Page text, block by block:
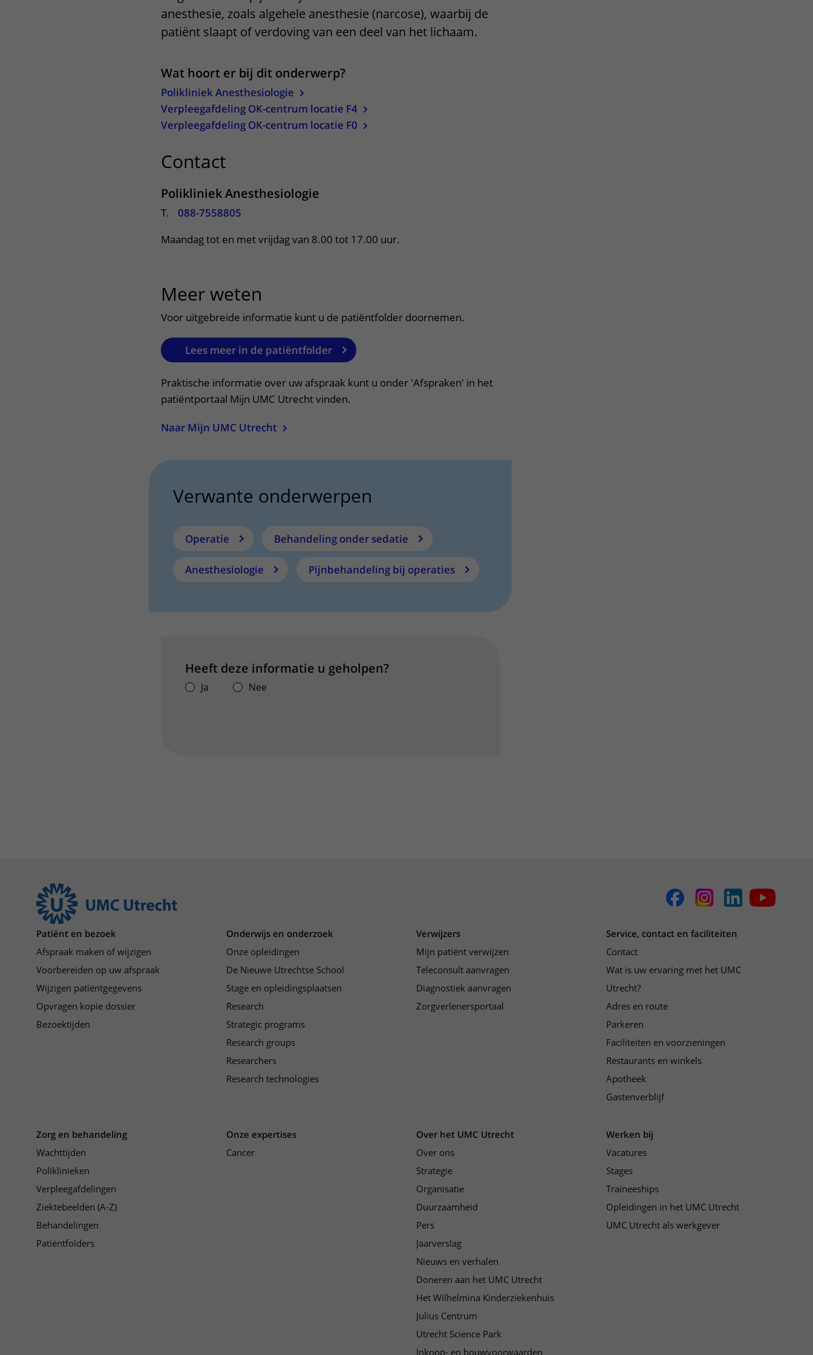
Bezoektijden Contact met verpleegafdeling
anesthesie, zoals algehele anesthesie (narcose), waarbij de
patiënt slaapt of verdoving van een deel van het lichaam.
Wat hoort er bij dit onderwerp?
Polikliniek Anesthesiologie
Verpleegafdeling OK-centrum locatie F4
Verpleegafdeling OK-centrum locatie F0
Contact
Polikliniek Anesthesiologie
T.
088-7558805
Maandag tot en met vrijdag van 8.00 tot 17.00 uur.
Meer weten
Voor uitgebreide informatie kunt u de patiëntfolder doornemen.
Lees meer in de patiëntfolder
Praktische informatie over uw afspraak kunt u onder 'Afspraken' in het
patiëntportaal Mijn UMC Utrecht vinden.
Naar Mijn UMC Utrecht
Verwante onderwerpen
Operatie Behandeling onder sedatie
Anesthesiologie Pijnbehandeling bij operaties
Heeft deze informatie u geholpen?
Ja Nee
Patiënt en bezoek
Afspraak maken of wijzigen
Voorbereiden op uw afspraak
Wijzigen patiëntgegevens
Opvragen kopie dossier
Bezoektijden
Onderwijs en onderzoek
Onze opleidingen
De Nieuwe Utrechtse School
Stage en opleidingsplaatsen
Research
Strategic programs
Research groups
Researchers
Research technologies
Verwijzers
Mijn patiënt verwijzen
Teleconsult aanvragen
Diagnostiek aanvragen
Zorgverlenersportaal
Service, contact en faciliteiten
Contact
Wat is uw ervaring met het UMC
Utrecht?
Adres en route
Parkeren
Faciliteiten en voorzieningen
Restaurants en winkels
Apotheek
Gastenverblijf
Zorg en behandeling
Wachttijden
Poliklinieken
Verpleegafdelingen
Ziektebeelden (A-Z)
Behandelingen
Patiëntfolders
Onze expertises
Cancer
Over het UMC Utrecht
Over ons
Strategie
Organisatie
Duurzaamheid
Pers
Jaarverslag
Nieuws en verhalen
Doneren aan het UMC Utrecht
Het Wilhelmina Kinderziekenhuis
Julius Centrum
Utrecht Science Park
Inkoop- en bouwvoorwaarden
Werken bij
Vacatures
Stages
Traineeships
Opleidingen in het UMC Utrecht
UMC Utrecht als werkgever